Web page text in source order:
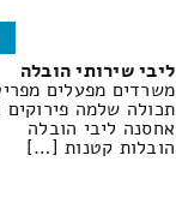
ליבי שירותי הובלה
משרדים מפעלים
תכולה שלמה פירוקים
אחסנה ליבי הובלה
הובלות קטנות […]